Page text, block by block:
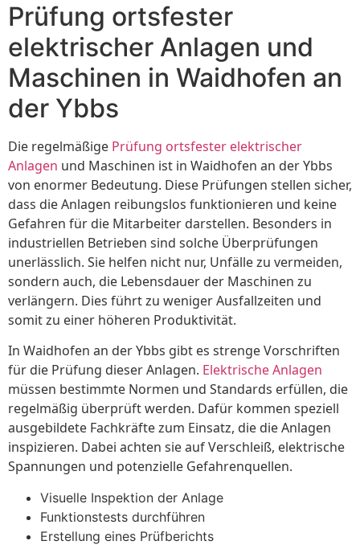
Prüfung ortsfester
elektrischer Anlagen und
Maschinen in Waidhofen an
der Ybbs
Die regelmäßige Prüfung ortsfester elektrischer
Anlagen und Maschinen ist in Waidhofen an der Ybbs
von enormer Bedeutung. Diese Prüfungen stellen sicher,
dass die Anlagen reibungslos funktionieren und keine
Gefahren für die Mitarbeiter darstellen. Besonders in
industriellen Betrieben sind solche Überprüfungen
unerlässlich. Sie helfen nicht nur, Unfälle zu vermeiden,
sondern auch, die Lebensdauer der Maschinen zu
verlängern. Dies führt zu weniger Ausfallzeiten und
somit zu einer höheren Produktivität.
In Waidhofen an der Ybbs gibt es strenge Vorschriften
für die Prüfung dieser Anlagen. Elektrische Anlagen
müssen bestimmte Normen und Standards erfüllen, die
regelmäßig überprüft werden. Dafür kommen speziell
ausgebildete Fachkräfte zum Einsatz, die die Anlagen
inspizieren. Dabei achten sie auf Verschleiß, elektrische
Spannungen und potenzielle Gefahrenquellen.
Visuelle Inspektion der Anlage
Funktionstests durchführen
Erstellung eines Prüfberichts